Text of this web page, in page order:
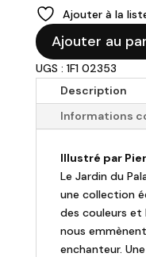
Ajouter à la
quantité
de
GIEN
Lot
assiettes
dessert
"Jardin
palais"
Ajouter au
UGS : 1F1 02353
Description
Informations
Illustré par
Le Jardin du
une collection
des couleurs et
nous
enchanteur.